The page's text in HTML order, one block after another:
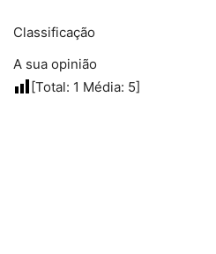
Classificação
A sua opinião
[Total: 1 Média: 5]